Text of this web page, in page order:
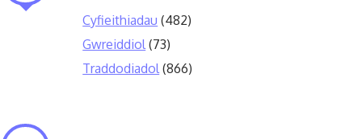
Cyfieithiadau (482)
Gwreiddiol (73)
Traddodiadol (866)